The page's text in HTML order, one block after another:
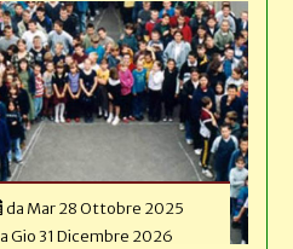
da Mar 28 Ottobre 2025
aGio 31 Dicembre 2026